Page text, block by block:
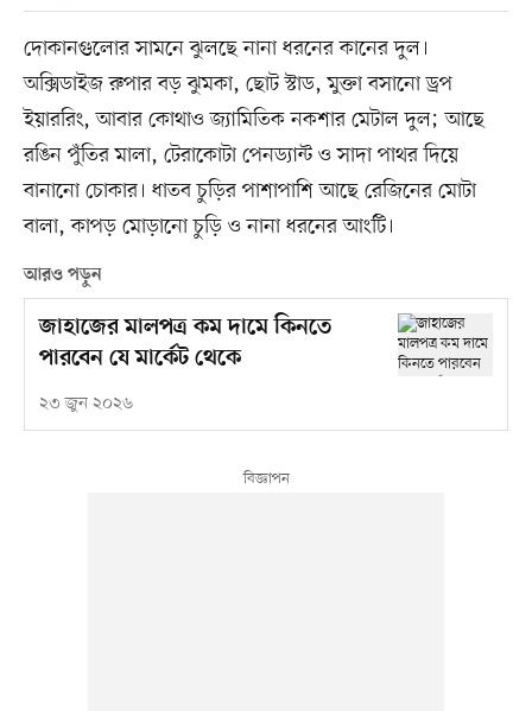
দোকানগুলোর সামনে ঝুলছে নানা ধরনের কানের দুল।
অক্সিডাইজ রুপার বড় ঝুমকা, ছোট স্টাড, মুক্তা বসানো ড্রপ
ইয়াররিং, আবার কোথাও জ্যামিতিক নকশার মেটাল দুল; আছে
রঙিন পুঁতির মালা, টেরাকোটা পেনড্যান্ট ও সাদা পাথর দিয়ে
বানানো চোকার। ধাতব চুড়ির পাশাপাশি আছে রেজিনের মোটা
বালা, কাপড় মোড়ানো চুড়ি ও নানা ধরনের আংটি।
আরও পড়ুন
জাহাজের মালপত্র কম দামে কিনতে
পারবেন যে মার্কেট থেকে
২৩ জুন ২০২৬